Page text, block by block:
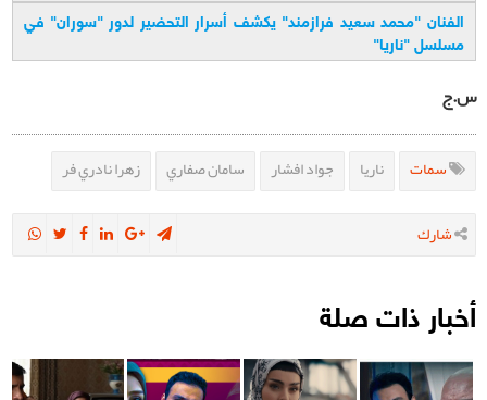
الفنان "محمد سعيد فرازمند" يكشف أسرار التحضير لدور "سوران" في
مسلسل "ناريا"
س.ج
سمات ناريا جواد افشار سامان صفاري زهرا نادري فر
شارك
أخبار ذات صلة